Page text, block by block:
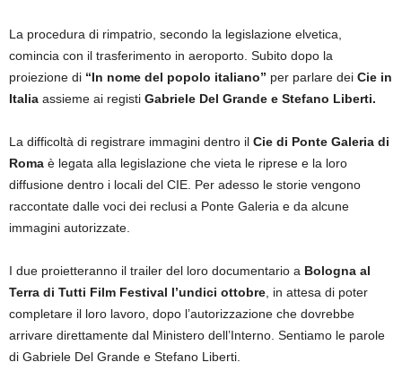
La procedura di rimpatrio, secondo la legislazione elvetica,
comincia con il trasferimento in aeroporto. Subito dopo la
proiezione di “In nome del popolo italiano” per parlare dei Cie in
Italia assieme ai registi Gabriele Del Grande e Stefano Liberti.
La difficoltà di registrare immagini dentro il Cie di Ponte Galeria di
Roma è legata alla legislazione che vieta le riprese e la loro
diffusione dentro i locali del CIE. Per adesso le storie vengono
raccontate dalle voci dei reclusi a Ponte Galeria e da alcune
immagini autorizzate.
I due proietteranno il trailer del loro documentario a Bologna al
Terra di Tutti Film Festival l’undici ottobre , in attesa di poter
completare il loro lavoro, dopo l’autorizzazione che dovrebbe
arrivare direttamente dal Ministero dell’Interno. Sentiamo le parole
di Gabriele Del Grande e Stefano Liberti.